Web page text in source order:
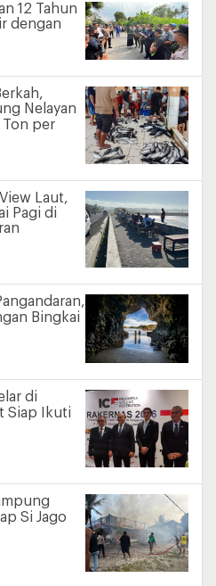
12 Tahun
dengan
Nelayan
Ton per
Laut,
Pagi di
Bingkai
di
Siap Ikuti
Si Jago